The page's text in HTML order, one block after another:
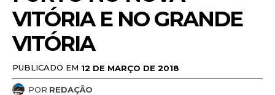
VITÓRIA E NO GRANDE
VITÓRIA
PUBLICADO EM 12 DE MARÇO DE 2018
POR REDAÇÃO